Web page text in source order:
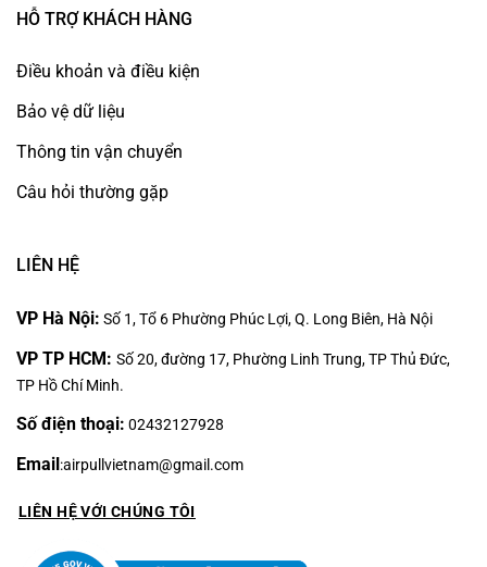
HỖ TRỢ KHÁCH HÀNG
Điều khoản và điều kiện
Bảo vệ dữ liệu
Thông tin vận chuyển
Câu hỏi thường gặp
LIÊN HỆ
VP Hà Nội: Số 1, Tổ 6 Phường Phúc Lợi, Q. Long Biên, Hà Nội
VP TP HCM: Số 20, đường 17, Phường Linh Trung, TP Thủ Đức,
TP Hồ Chí Minh.
Số điện thoại: 02432127928
Email:airpullvietnam@gmail.com
LIÊN HỆ VỚI CHÚNG TÔI